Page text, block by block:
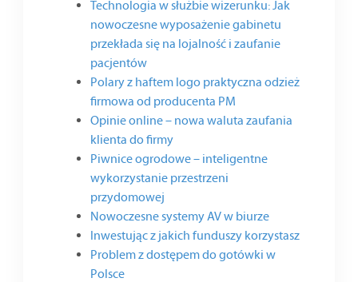
Technologia w służbie wizerunku: Jak
nowoczesne wyposażenie gabinetu
przekłada się na lojalność i zaufanie
pacjentów
Polary z haftem logo praktyczna odzież
firmowa od producenta PM
Opinie online – nowa waluta zaufania
klienta do firmy
Piwnice ogrodowe – inteligentne
wykorzystanie przestrzeni
przydomowej
Nowoczesne systemy AV w biurze
Inwestując z jakich funduszy korzystasz
Problem z dostępem do gotówki w
Polsce